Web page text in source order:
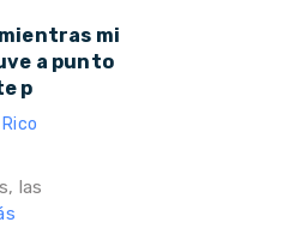
mi
a punto
p
las